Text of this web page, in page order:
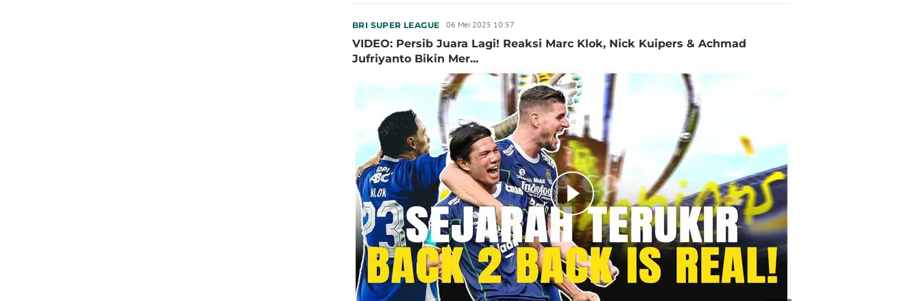
BRI SUPER LEAGUE 06 Mei 2025 10:57
VIDEO: Persib Juara Lagi! Reaksi Marc Klok, Nick Kuipers & Achmad
Jufriyanto Bikin Mer...